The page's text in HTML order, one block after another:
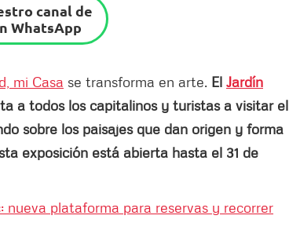
canal de
WhatsApp
mi Casa se transforma en arte. El Jardín
a todos los capitalinos y turistas a visitar el
sobre los paisajes que dan origen y forma
exposición está abierta hasta el 31 de
nueva plataforma para reservas y recorrer